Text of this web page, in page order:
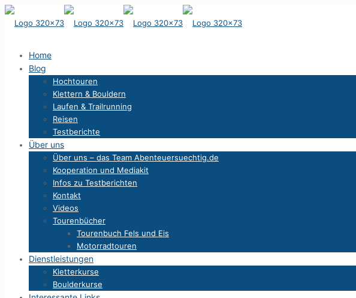
Home
Blog
Hochtouren
Klettern & Bouldern
Laufen & Trailrunning
Reisen
Testberichte
Über uns
Über uns – das Team Abenteuersuechtig.de
Kooperation und Mediakit
Infos zu Testberichten
Kontakt
Videos
Tourenbücher
Tourenbuch Fels und Eis
Motorradtouren
Dienstleistungen
Kletterkurse
Boulderkurse